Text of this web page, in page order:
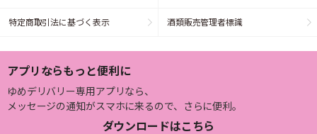
特定商取引法に基づく表示 酒類販売管理者標識
アプリならもっと便利に
ゆめデリバリー専用アプリなら、
メッセージの通知がスマホに来るので、さらに便利。
ダウンロードはこちら